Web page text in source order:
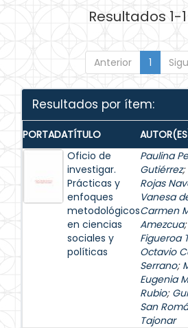
Resultados 1-1
Anterior 1
Resultados por ítem:
PORTADATÍTULO
Oficio de
investigar.
Prácticas y
enfoques
metodológicos
en ciencias
sociales y
políticas
Paulina
Gutiérrez;
Rojas
Vanesa
Carmen
Amezcua;
Figueroa
Octavio
Serrano;
Eugenia
Rubio;
San
Tajonar